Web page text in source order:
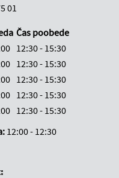
01
Čas poobede
12:30 - 15:30
12:30 - 15:30
12:30 - 15:30
12:30 - 15:30
12:30 - 15:30
12:00 - 12:30